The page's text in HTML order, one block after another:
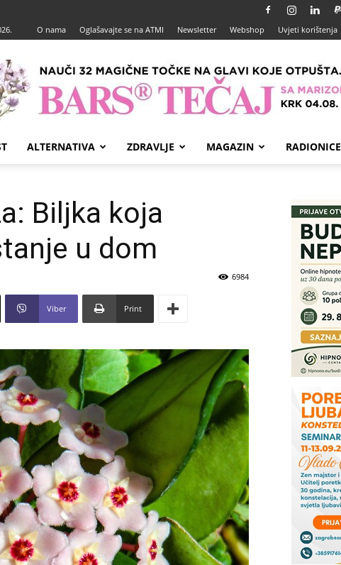
O nama Oglašavajte se na ATMI Newsletter Webshop Uvjeti korištenja
ALTERNATIVA ZDRAVLJE MAGAZIN RADIONICE
Biljka koja
u dom
6984
Viber Print